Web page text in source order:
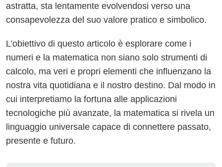
astratta, sta lentamente evolvendosi verso una
consapevolezza del suo valore pratico e simbolico.
L’obiettivo di questo articolo è esplorare come i
numeri e la matematica non siano solo strumenti di
calcolo, ma veri e propri elementi che influenzano la
nostra vita quotidiana e il nostro destino. Dal modo in
cui interpretiamo la fortuna alle applicazioni
tecnologiche più avanzate, la matematica si rivela un
linguaggio universale capace di connettere passato,
presente e futuro.